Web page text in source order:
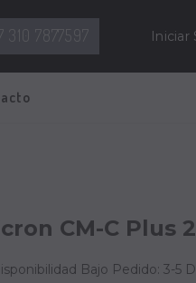
Iniciar
310 7877597
CM-C Plus
Bajo Pedido: 3-5